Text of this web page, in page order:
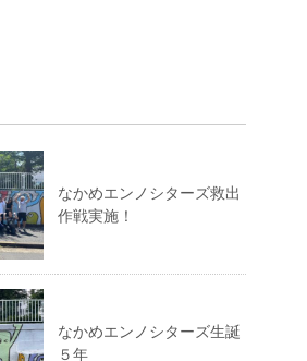
なかめエンノシターズ救出
作戦実施！
なかめエンノシターズ生誕
５年